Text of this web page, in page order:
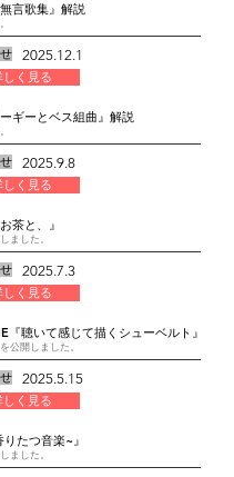
言歌集』解説
2025.12.1
しく見る
ギーとベス組曲』解説
2025.9.8
しく見る
茶と、』
ました。
2025.7.3
しく見る
『聴いて感じて描くシューベルト』
公開しました。
2025.5.15
しく見る
たつ音楽~』
ました。